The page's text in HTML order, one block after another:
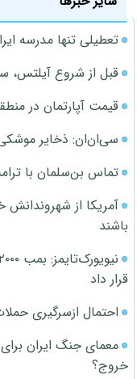
تعطیلی تنها مدرسه
قبل از شروع آیلتس،
قیمت آپارتمان در منطقه 22 تهران چقدر
سی‌ان‌ان: ذخایر
تماس بن‌سلمان با
آمریکا از شهروندانش
باشند
قرار داد
احتمال ازسرگیری
معمای جنگ ایران
خروج؟